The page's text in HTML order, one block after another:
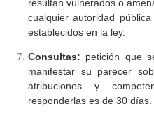
resultan vulnerados o
cualquier autoridad
establecidos en la ley.
Consultas: petición que
manifestar su parecer
atribuciones y
responderlas es de 30 días.